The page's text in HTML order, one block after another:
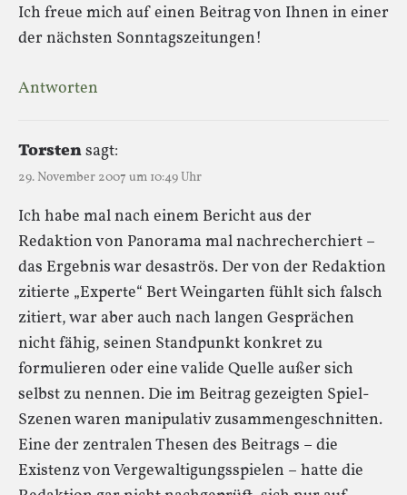
Ich freue mich auf einen Beitrag von Ihnen in einer
der nächsten Sonntagszeitungen!
Antworten
Torstensagt:
29. November 2007 um 10:49 Uhr
Ich habe mal nach einem Bericht aus der
Redaktion von Panorama mal nachrecherchiert –
das Ergebnis war desaströs. Der von der Redaktion
zitierte „Experte“ Bert Weingarten fühlt sich falsch
zitiert, war aber auch nach langen Gesprächen
nicht fähig, seinen Standpunkt konkret zu
formulieren oder eine valide Quelle außer sich
selbst zu nennen. Die im Beitrag gezeigten Spiel-
Szenen waren manipulativ zusammengeschnitten.
Eine der zentralen Thesen des Beitrags – die
Existenz von Vergewaltigungsspielen – hatte die